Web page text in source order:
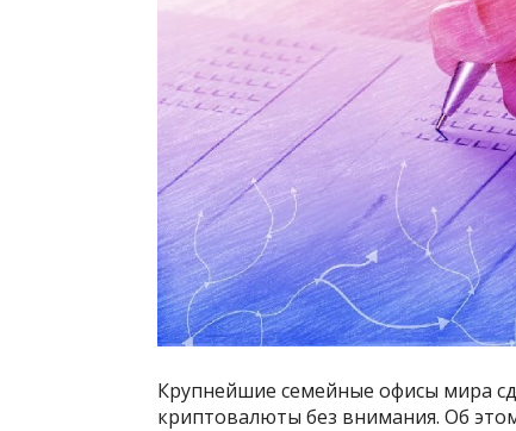
Крупнейшие семейные офисы мира
криптовалюты без внимания. Об